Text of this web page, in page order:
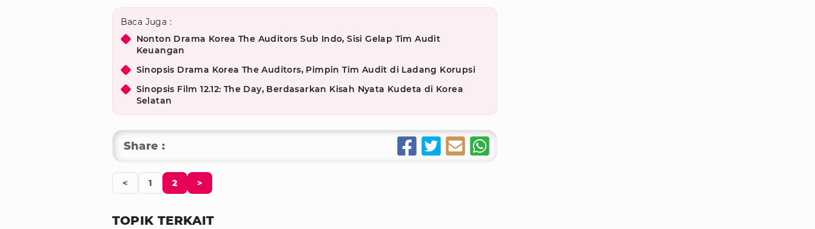
Baca Juga :
Nonton Drama Korea The Auditors Sub Indo, Sisi Gelap Tim Audit
Keuangan
Sinopsis Drama Korea The Auditors, Pimpin Tim Audit di Ladang Korupsi
Sinopsis Film 12.12: The Day, Berdasarkan Kisah Nyata Kudeta di Korea
Selatan
Share :
< 1 2 >
TOPIK TERKAIT